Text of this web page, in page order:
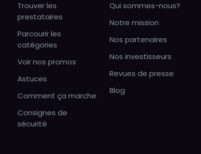
Trouver les
prestataires
Parcourir les
catégories
Voir nos promos
Astuces
Comment ça marche
Consignes de
sécurité
Qui sommes-nous?
Notre mission
Nos partenaires
Nos investisseurs
Revues de presse
Blog